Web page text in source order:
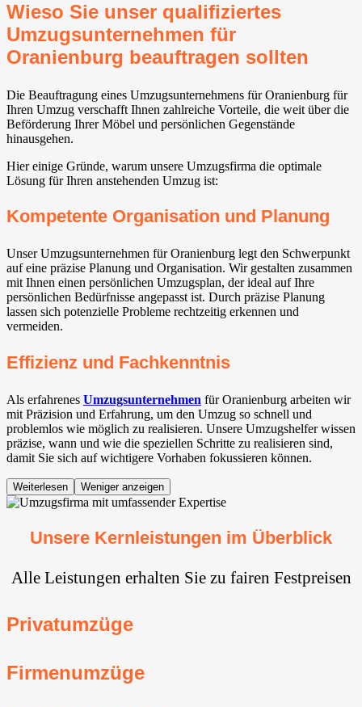
Wieso Sie unser qualifiziertes
Umzugsunternehmen für
Oranienburg beauftragen sollten
Die Beauftragung eines Umzugsunternehmens für Oranienburg für
Ihren Umzug verschafft Ihnen zahlreiche Vorteile, die weit über die
Beförderung Ihrer Möbel und persönlichen Gegenstände
hinausgehen.
Hier einige Gründe, warum unsere Umzugsfirma die optimale
Lösung für Ihren anstehenden Umzug ist:
Kompetente Organisation und Planung
Unser Umzugsunternehmen für Oranienburg legt den Schwerpunkt
auf eine präzise Planung und Organisation. Wir gestalten zusammen
mit Ihnen einen persönlichen Umzugsplan, der ideal auf Ihre
persönlichen Bedürfnisse angepasst ist. Durch präzise Planung
lassen sich potenzielle Probleme rechtzeitig erkennen und
vermeiden.
Effizienz und Fachkenntnis
Als erfahrenes Umzugsunternehmen für Oranienburg arbeiten wir
mit Präzision und Erfahrung, um den Umzug so schnell und
problemlos wie möglich zu realisieren. Unsere Umzugshelfer wissen
präzise, wann und wie die speziellen Schritte zu realisieren sind,
damit Sie sich auf wichtigere Vorhaben fokussieren können.
Weiterlesen Weniger anzeigen
Unsere Kernleistungen im Überblick
Alle Leistungen erhalten Sie zu fairen Festpreisen
Privatumzüge
Firmenumzüge